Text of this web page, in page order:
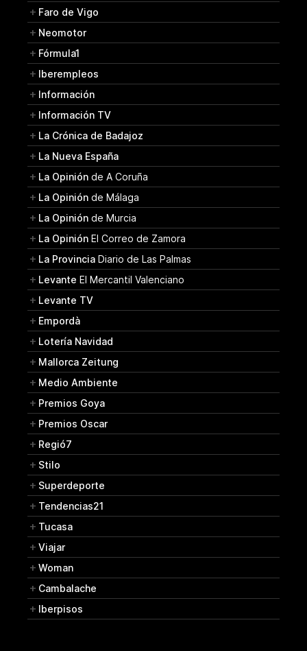
Faro de Vigo
Neomotor
Fórmula1
Iberempleos
Información
Información TV
La Crónica de Badajoz
La Nueva España
La Opinión de A Coruña
La Opinión de Málaga
La Opinión de Murcia
La Opinión El Correo de Zamora
La Provincia Diario de Las Palmas
Levante El Mercantil Valenciano
Levante TV
Empordà
Lotería Navidad
Mallorca Zeitung
Medio Ambiente
Premios Goya
Premios Oscar
Regió7
Stilo
Superdeporte
Tendencias21
Tucasa
Viajar
Woman
Cambalache
Iberpisos